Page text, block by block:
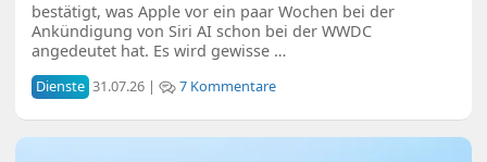
bestätigt, was Apple vor ein paar Wochen bei der
Ankündigung von Siri AI schon bei der WWDC
angedeutet hat. Es wird gewisse …
Dienste 31.07.26 | 7 Kommentare